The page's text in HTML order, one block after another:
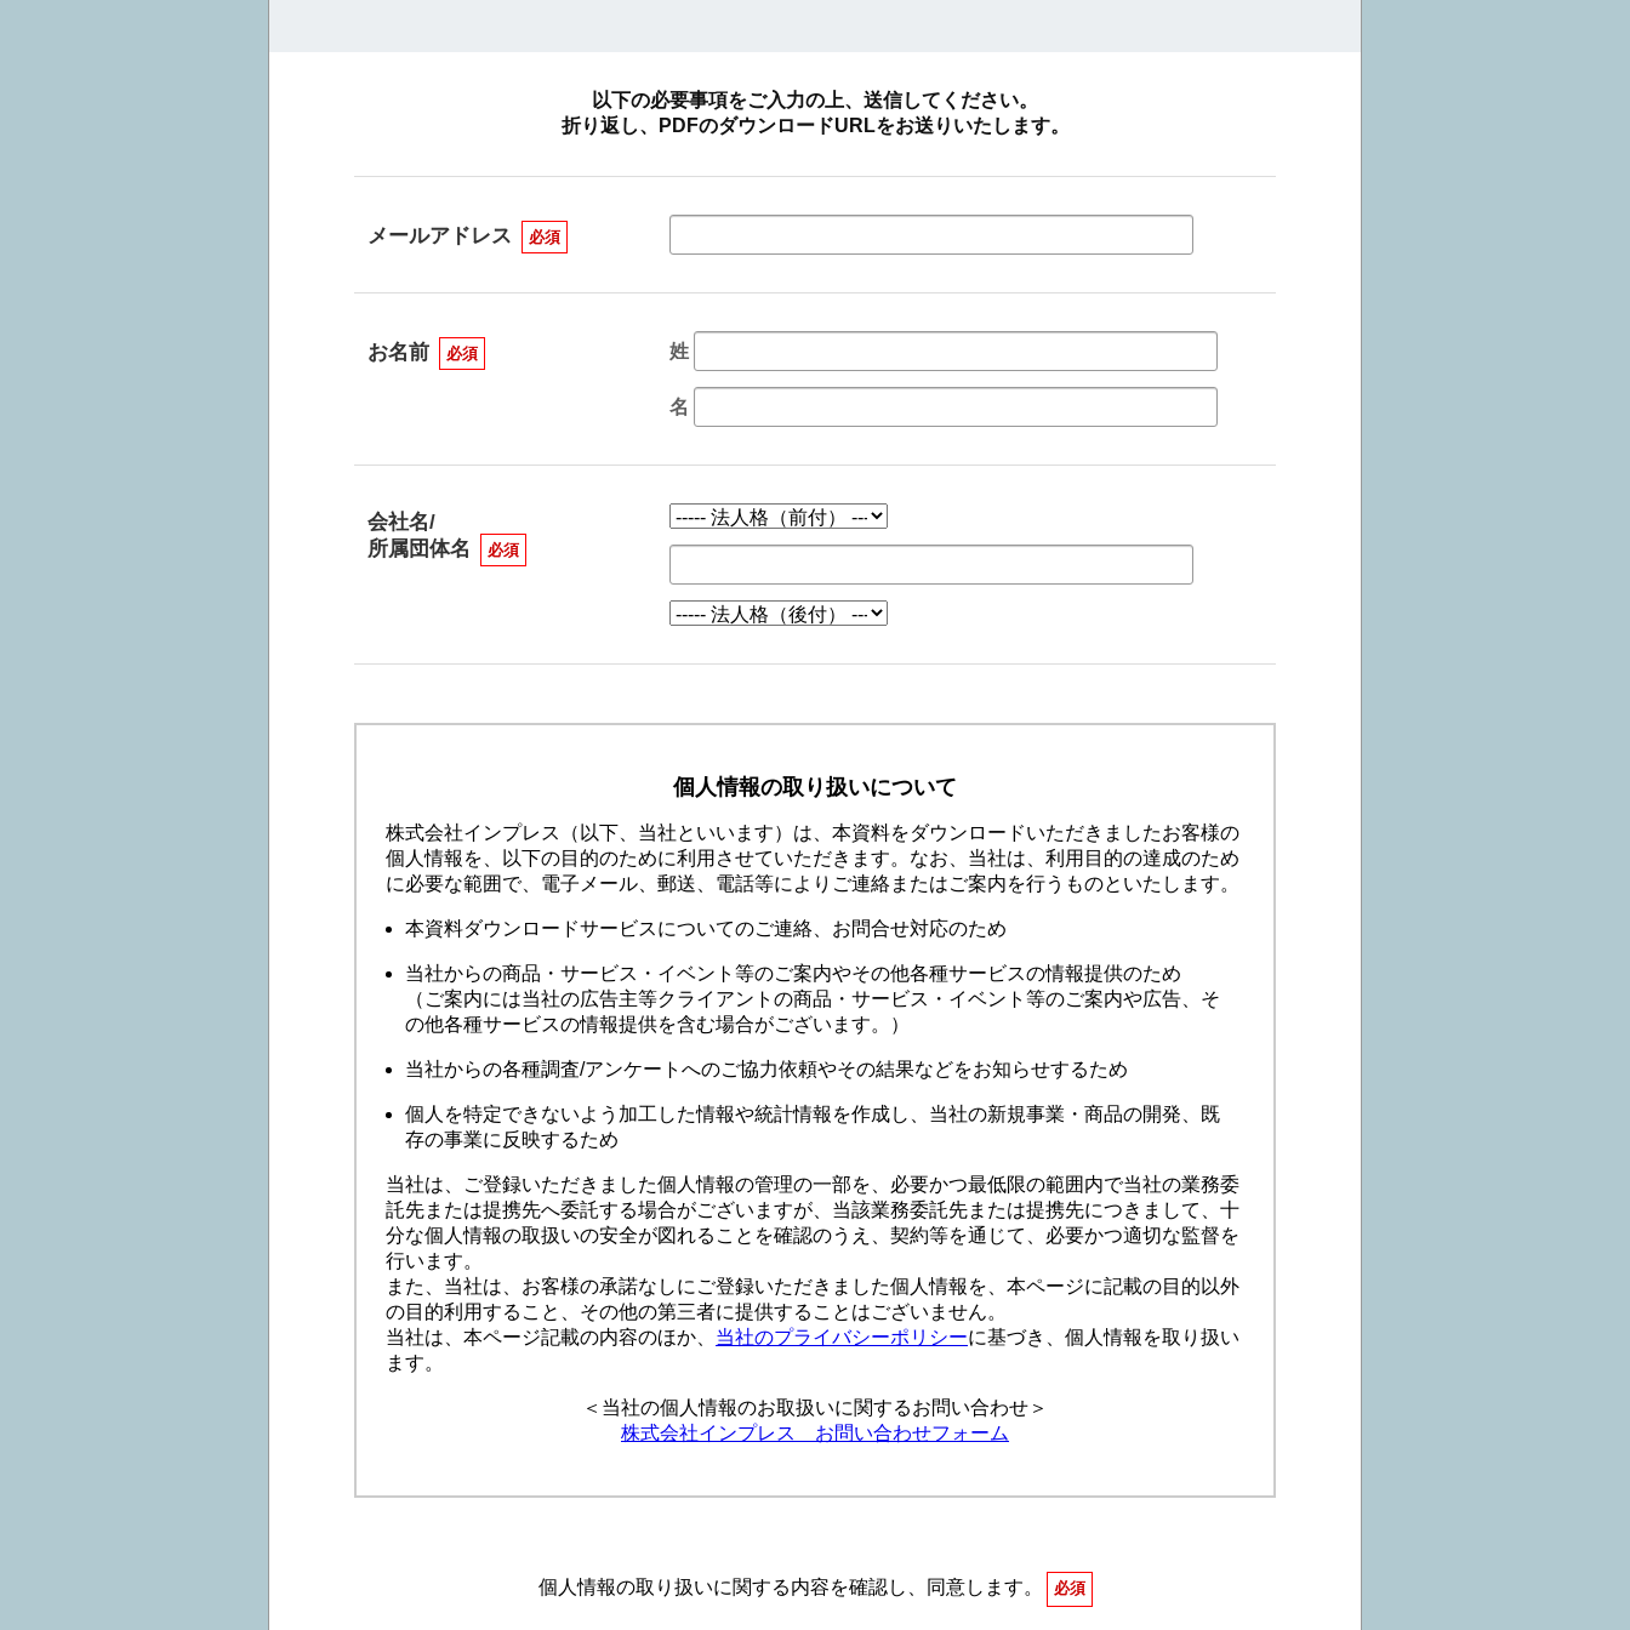
以下の必要事項をご入力の上、送信してください。
折り返し、PDFのダウンロードURLをお送りいたします。
メールアドレス 必須
お名前 必須 姓
名
会社名/
所属団体名
必須
個人情報の取り扱いについて
株式会社インプレス（以下、当社といいます）は、本資料をダウンロードいただきましたお客様の
個人情報を、以下の目的のために利用させていただきます。なお、当社は、利用目的の達成のため
に必要な範囲で、電子メール、郵送、電話等によりご連絡またはご案内を行うものといたします。
本資料ダウンロードサービスについてのご連絡、お問合せ対応のため
当社からの商品・サービス・イベント等のご案内やその他各種サービスの情報提供のため
（ご案内には当社の広告主等クライアントの商品・サービス・イベント等のご案内や広告、そ
の他各種サービスの情報提供を含む場合がございます。）
当社からの各種調査/アンケートへのご協力依頼やその結果などをお知らせするため
個人を特定できないよう加工した情報や統計情報を作成し、当社の新規事業・商品の開発、既
存の事業に反映するため
当社は、ご登録いただきました個人情報の管理の一部を、必要かつ最低限の範囲内で当社の業務委
託先または提携先へ委託する場合がございますが、当該業務委託先または提携先につきまして、十
分な個人情報の取扱いの安全が図れることを確認のうえ、契約等を通じて、必要かつ適切な監督を
行います。
また、当社は、お客様の承諾なしにご登録いただきました個人情報を、本ページに記載の目的以外
の目的利用すること、その他の第三者に提供することはございません。
当社は、本ページ記載の内容のほか、 当社のプライバシーポリシーに基づき、個人情報を取り扱い
ます。
＜当社の個人情報のお取扱いに関するお問い合わせ＞
株式会社インプレス お問い合わせフォーム
個人情報の取り扱いに関する内容を確認し、 同意します。 必須